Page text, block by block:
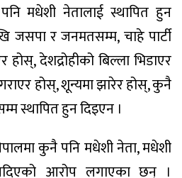
मधेशी नेतालाई स्थापित हुन
जसपा र जनमतसम्म, चाहे पार्टी
देशद्रोहीको बिल्ला भिडाएर
होस्, शून्यमा झारेर होस्, कुनै
स्थापित हुन दिइएन ।
कुनै पनि मधेशी नेता, मधेशी
आरोप लगाएका छन् ।